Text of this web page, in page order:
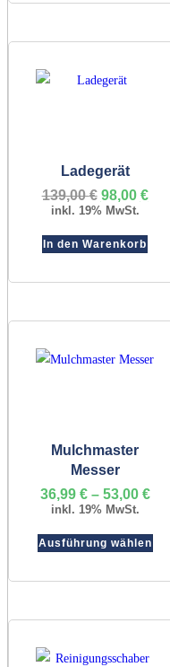
Ladegerät
139,00€
Preis
139,00 €
98,00 €
inkl. 19% MwSt.
In den Warenkorb
Mulchmaster
Messer
36,99 € – 53,00 €
inkl. 19% MwSt.
Ausführung wählen